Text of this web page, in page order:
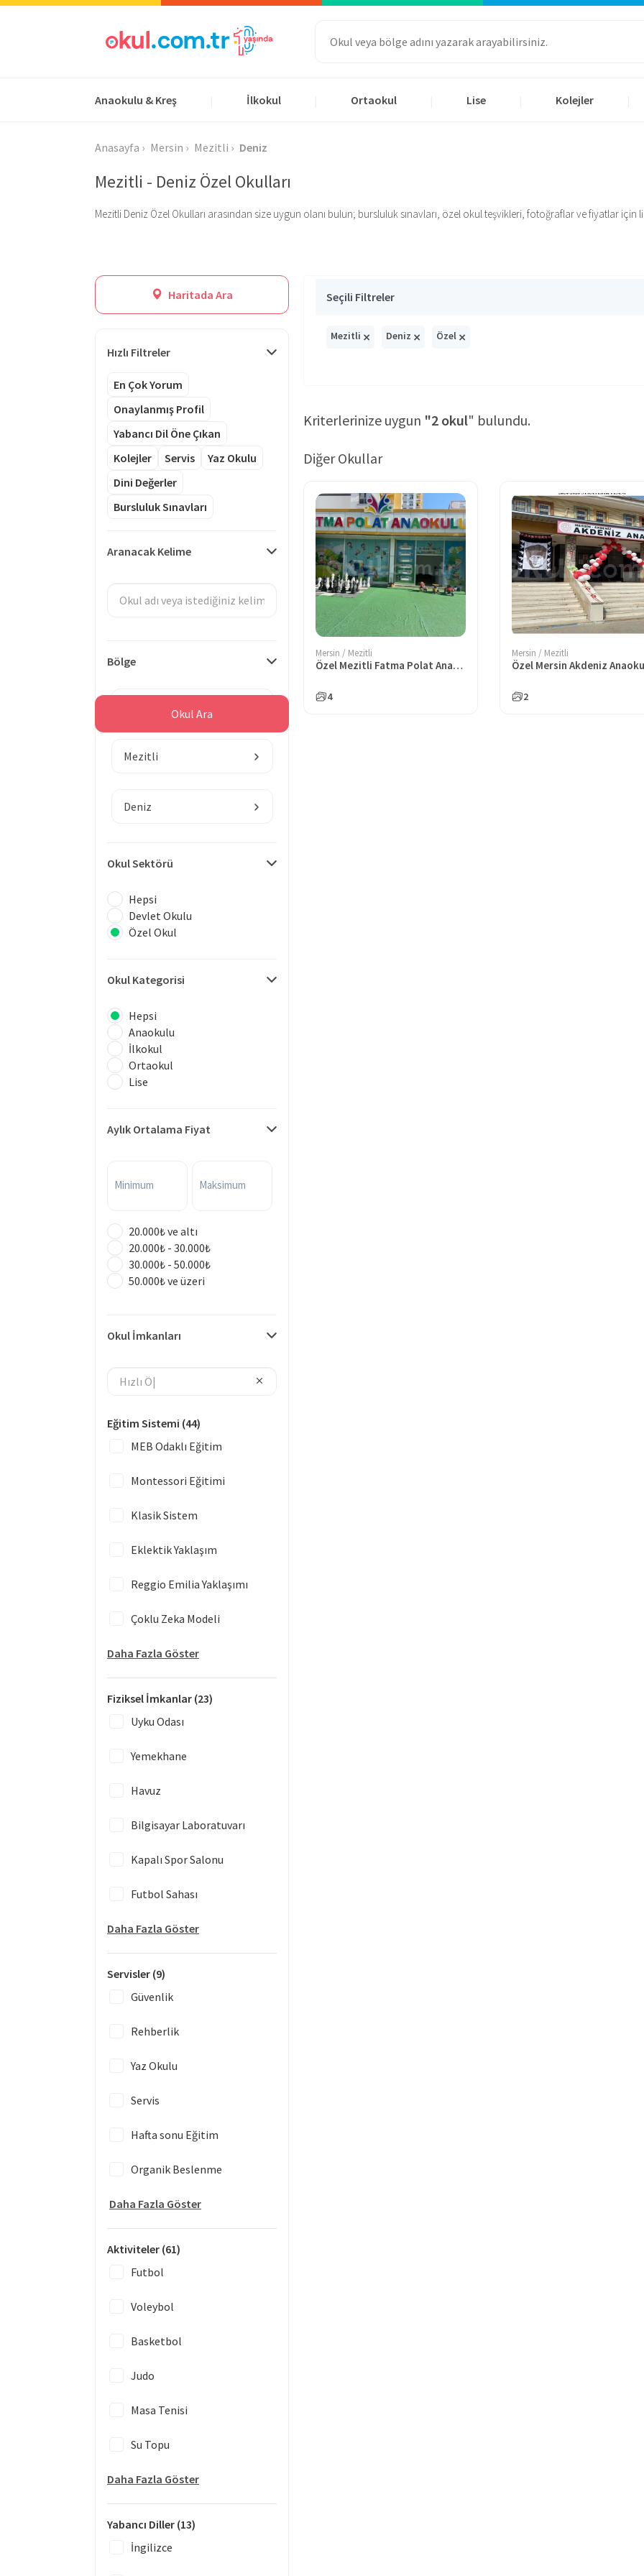
Anaokulu & Kreş İlkokul Ortaokul Lise Kolejler
Anasayfa Mersin Mezitli Deniz
Mezitli - Deniz Özel Okulları
Mezitli Deniz Özel Okulları arasından size uygun olanı bulun; bursluluk sınavları, özel okul teşvikleri, fotoğraflar ve fiyatlar için
Haritada Ara
Hızlı Filtreler
En Çok Yorum
Onaylanmış Profil
Yabancı Dil Öne Çıkan
Kolejler
Servis
Yaz Okulu
Dini Değerler
Bursluluk Sınavları
Aranacak Kelime
Bölge
Mezitli
Deniz
Okul Sektörü
Hepsi
Devlet Okulu
Özel Okul
Okul Kategorisi
Hepsi
Anaokulu
İlkokul
Ortaokul
Lise
Aylık Ortalama Fiyat
Minimum Maksimum
20.000₺ ve altı
20.000₺ - 30.000₺
30.000₺ - 50.000₺
50.000₺ ve üzeri
Okul İmkanları
Eğitim Sistemi (44)
MEB Odaklı Eğitim
Montessori Eğitimi
Klasik Sistem
Eklektik Yaklaşım
Reggio Emilia Yaklaşımı
Çoklu Zeka Modeli
Daha Fazla Göster
Fiziksel İmkanlar (23)
Uyku Odası
Yemekhane
Havuz
Bilgisayar Laboratuvarı
Kapalı Spor Salonu
Futbol Sahası
Daha Fazla Göster
Servisler (9)
Güvenlik
Rehberlik
Yaz Okulu
Servis
Hafta sonu Eğitim
Organik Beslenme
Daha Fazla Göster
Aktiviteler (61)
Futbol
Voleybol
Basketbol
Judo
Masa Tenisi
Su Topu
Daha Fazla Göster
Yabancı Diller (13)
İngilizce
Okul Ara
Seçili Filtreler
Mezitli × Deniz × Özel ×
Kriterlerinize uygun "2 okul" bulundu.
Diğer Okullar
Mersin / Mezitli
Özel Mezitli Fatma Polat Anaokulu
4
Mersin / Mezitli
Özel Mersin Akdeniz
2